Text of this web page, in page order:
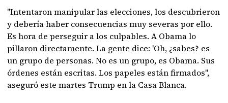
"Intentaron manipular las elecciones, los descubrieron
y debería haber consecuencias muy severas por ello.
Es hora de perseguir a los culpables. A Obama lo
pillaron directamente. La gente dice: 'Oh, ¿sabes? es
un grupo de personas. No es un grupo, es Obama. Sus
órdenes están escritas. Los papeles están firmados",
aseguró este martes Trump en la Casa Blanca.